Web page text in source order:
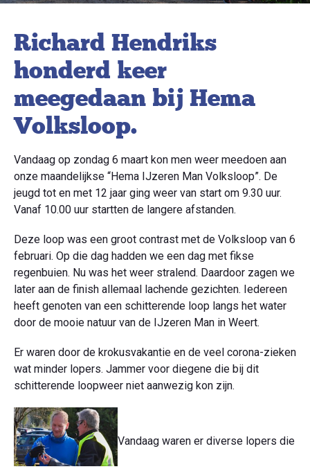
Richard Hendriks
honderd keer
meegedaan bij Hema
Volksloop.
Vandaag op zondag 6 maart kon men weer meedoen aan
onze maandelijkse “Hema IJzeren Man Volksloop”. De
jeugd tot en met 12 jaar ging weer van start om 9.30 uur.
Vanaf 10.00 uur startten de langere afstanden.
Deze loop was een groot contrast met de Volksloop van 6
februari. Op die dag hadden we een dag met fikse
regenbuien. Nu was het weer stralend. Daardoor zagen we
later aan de finish allemaal lachende gezichten. Iedereen
heeft genoten van een schitterende loop langs het water
door de mooie natuur van de IJzeren Man in Weert.
Er waren door de krokusvakantie en de veel corona-zieken
wat minder lopers. Jammer voor diegene die bij dit
schitterende loopweer niet aanwezig kon zijn.
Vandaag waren er diverse lopers die